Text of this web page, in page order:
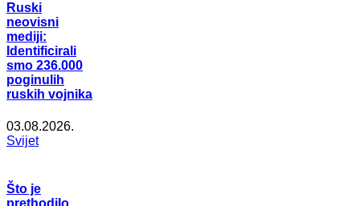
Ruski
neovisni
mediji:
Identificirali
smo 236.000
poginulih
ruskih vojnika
03.08.2026.
Svijet
Što je
prethodilo